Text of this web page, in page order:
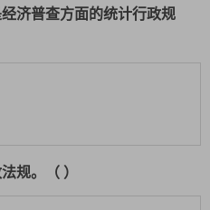
济普查方面的统计行政规
规。（ ）